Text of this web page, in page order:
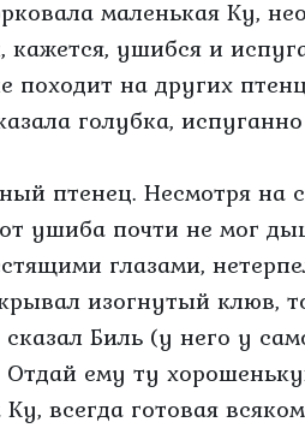
маленькая Ку,
ушибся и
походит на других
голубка, испуганно
птенец. Несмотря на
ушиба почти не мог
глазами,
изогнутый клюв,
Биль (у него у
ему ту
всегда готовая